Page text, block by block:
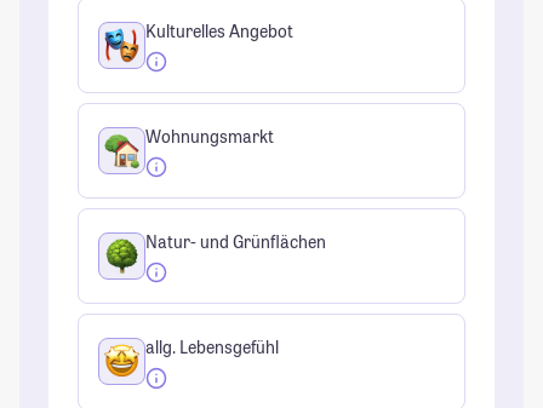
Kulturelles Angebot
Wohnungsmarkt
Natur- und Grünflächen
allg. Lebensgefühl